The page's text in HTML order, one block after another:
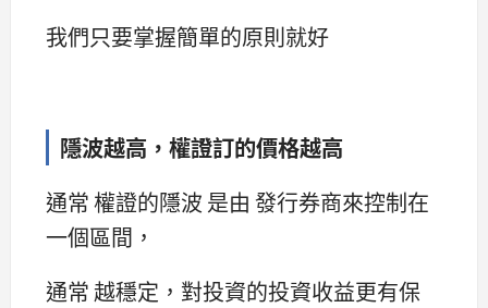
我們只要掌握簡單的原則就好
隱波越高，權證訂的價格越高
通常 權證的隱波 是由 發行券商來控制在
一個區間，
通常 越穩定，對投資的投資收益更有保